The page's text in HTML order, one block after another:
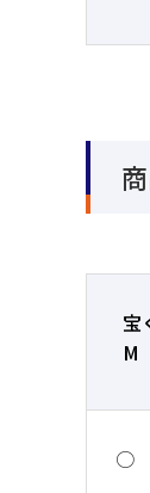
宝
M
○